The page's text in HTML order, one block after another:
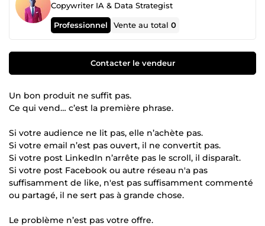
Copywriter IA & Data Strategist
Professionnel Vente au total0
Contacter le vendeur
Un bon produit ne suffit pas.
Ce qui vend… c’est la première phrase.
Si votre audience ne lit pas, elle n’achète pas.
Si votre email n’est pas ouvert, il ne convertit pas.
Si votre post LinkedIn n’arrête pas le scroll, il disparaît.
Si votre post Facebook ou autre réseau n'a pas
suffisamment de like, n'est pas suffisamment commenté
ou partagé, il ne sert pas à grande chose.
Le problème n’est pas votre offre.